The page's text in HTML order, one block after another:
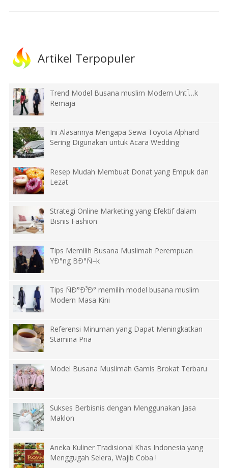
Artikel Terpopuler
Trend Model Busana muslim Modern UntÏ…k
Remaja
Ini Alasannya Mengapa Sewa Toyota Alphard
Sering Digunakan untuk Acara Wedding
Resep Mudah Membuat Donat yang Empuk dan
Lezat
Strategi Online Marketing yang Efektif dalam
Bisnis Fashion
Tips Memilih Busana Muslimah Perempuan
YÐ°ng BÐ°Ñ–k
Tips ÑÐ°Ð³Ð° memilih model busana muslim
Modern Masa Kini
Referensi Minuman yang Dapat Meningkatkan
Stamina Pria
Model Busana Muslimah Gamis Brokat Terbaru
Sukses Berbisnis dengan Menggunakan Jasa
Maklon
Aneka Kuliner Tradisional Khas Indonesia yang
Menggugah Selera, Wajib Coba !